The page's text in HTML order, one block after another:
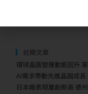
近期文章
環球晶圓營運動能回升
AI需求帶動先進晶圓成
日本廠表現屢創新高 德